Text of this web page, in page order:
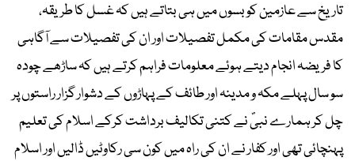
تاریخ سے عازمین کو بسوں میں ہی بتاتے ہیں کہ غسل کا طریقہ،
مقدس مقامات کی مکمل تفصیلات اور ان کی تفصیلات سے آگاہی
کا فریضہ انجام دیتے ہوئے معلومات فراہم کرتے ہیں کہ ساڑھے چودہ
سو سال پہلے مکہ و مدینہ اور طائف کے پہاڑوں کے دشوار گزار راستوں پر
چل کر ہمارے نبیؐ نے کتنی تکالیف برداشت کرکے اسلام کی تعلیم
پہنچائی تھی اور کفار نے ان کی راہ میں کون سی رکاوٹیں ڈالیں اور اسلام